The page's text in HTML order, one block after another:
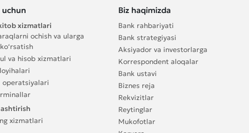
uchun
xizmatlari
ochish va ularga
va hisob xizmatlari
operatsiyalari
xizmatlari
Biz haqimizda
Bank rahbariyati
Bank strategiyasi
Aksiyador va investorlarga
Korrespondent aloqalar
Bank ustavi
Biznes reja
Rekvizitlar
Reytinglar
Mukofotlar